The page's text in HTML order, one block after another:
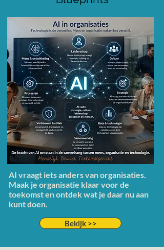
AI vraagt iets anders vanorganisaties.
Maak je organisatie klaar voor de
toekomst en ontdek wat je daar nu aan
kunt doen.
Bekijk >>